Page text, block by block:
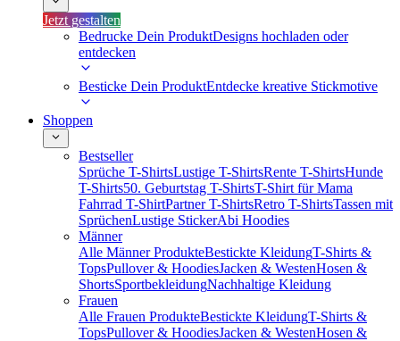
Jetzt gestalten
Bedrucke Dein ProduktDesigns hochladen oder
entdecken
Besticke Dein ProduktEntdecke kreative Stickmotive
Shoppen
Bestseller
Sprüche T-ShirtsLustige T-ShirtsRente T-ShirtsHunde
T-Shirts50. Geburtstag T-ShirtsT-Shirt für Mama
Fahrrad T-ShirtPartner T-ShirtsRetro T-ShirtsTassen mit
SprüchenLustige StickerAbi Hoodies
Männer
Alle Männer ProdukteBestickte KleidungT-Shirts &
TopsPullover & HoodiesJacken & WestenHosen &
ShortsSportbekleidungNachhaltige Kleidung
Frauen
Alle Frauen ProdukteBestickte KleidungT-Shirts &
TopsPullover & HoodiesJacken & WestenHosen &